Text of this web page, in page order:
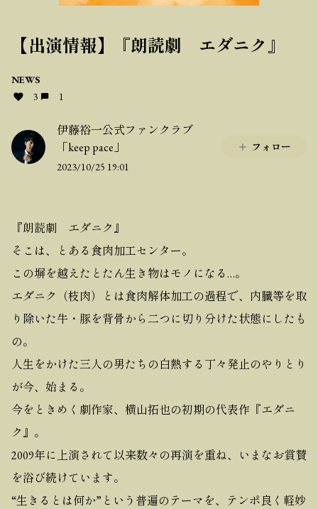
【出演情報】『朗読劇 エダニク』
NEWS
3
1
伊藤裕一公式ファンクラブ
「keep pace」
2023/10/25 19:01
フォロー
『朗読劇 エダニク』
そこは、とある食肉加工センター。
この塀を越えたとたん生き物はモノになる…。
エダニク（枝肉）とは食肉解体加工の過程で、内臓等を取
り除いた牛・豚を背骨から二つに切り分けた状態にしたも
の。
人生をかけた三人の男たちの白熱する丁々発止のやりとり
が今、始まる。
今をときめく劇作家、横山拓也の初期の代表作『エダニ
ク』。
2009年に上演されて以来数々の再演を重ね、いまなお賞賛
を浴び続けています。
“生きるとは何か”という普遍のテーマを、テンポ良く軽妙